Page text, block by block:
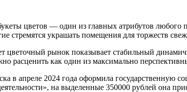
цветов — один из главных атрибутов
стремятся украшать помещения для торжеств
цветочный рынок показывает стабильный
расценить как один из максимально
в апреле 2024 года оформила государственную
на выделенные 350000 рублей она